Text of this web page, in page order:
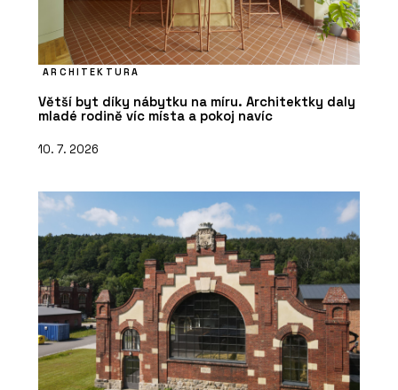
ARCHITEKTURA
Větší byt díky nábytku na míru. Architektky daly
mladé rodině víc místa a pokoj navíc
10. 7. 2026